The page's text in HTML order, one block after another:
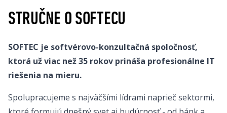
STRUČNE O SOFTECU
SOFTEC je softvérovo-konzultačná spoločnosť,
ktorá už viac než 35 rokov prináša profesionálne IT
riešenia na mieru.
Spolupracujeme s najväčšími lídrami naprieč sektormi,